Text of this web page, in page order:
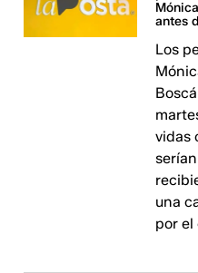
antes
Los
vidas
una
por el